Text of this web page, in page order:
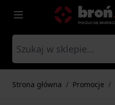
Przejdź do treści
Strona główna / Promocje /